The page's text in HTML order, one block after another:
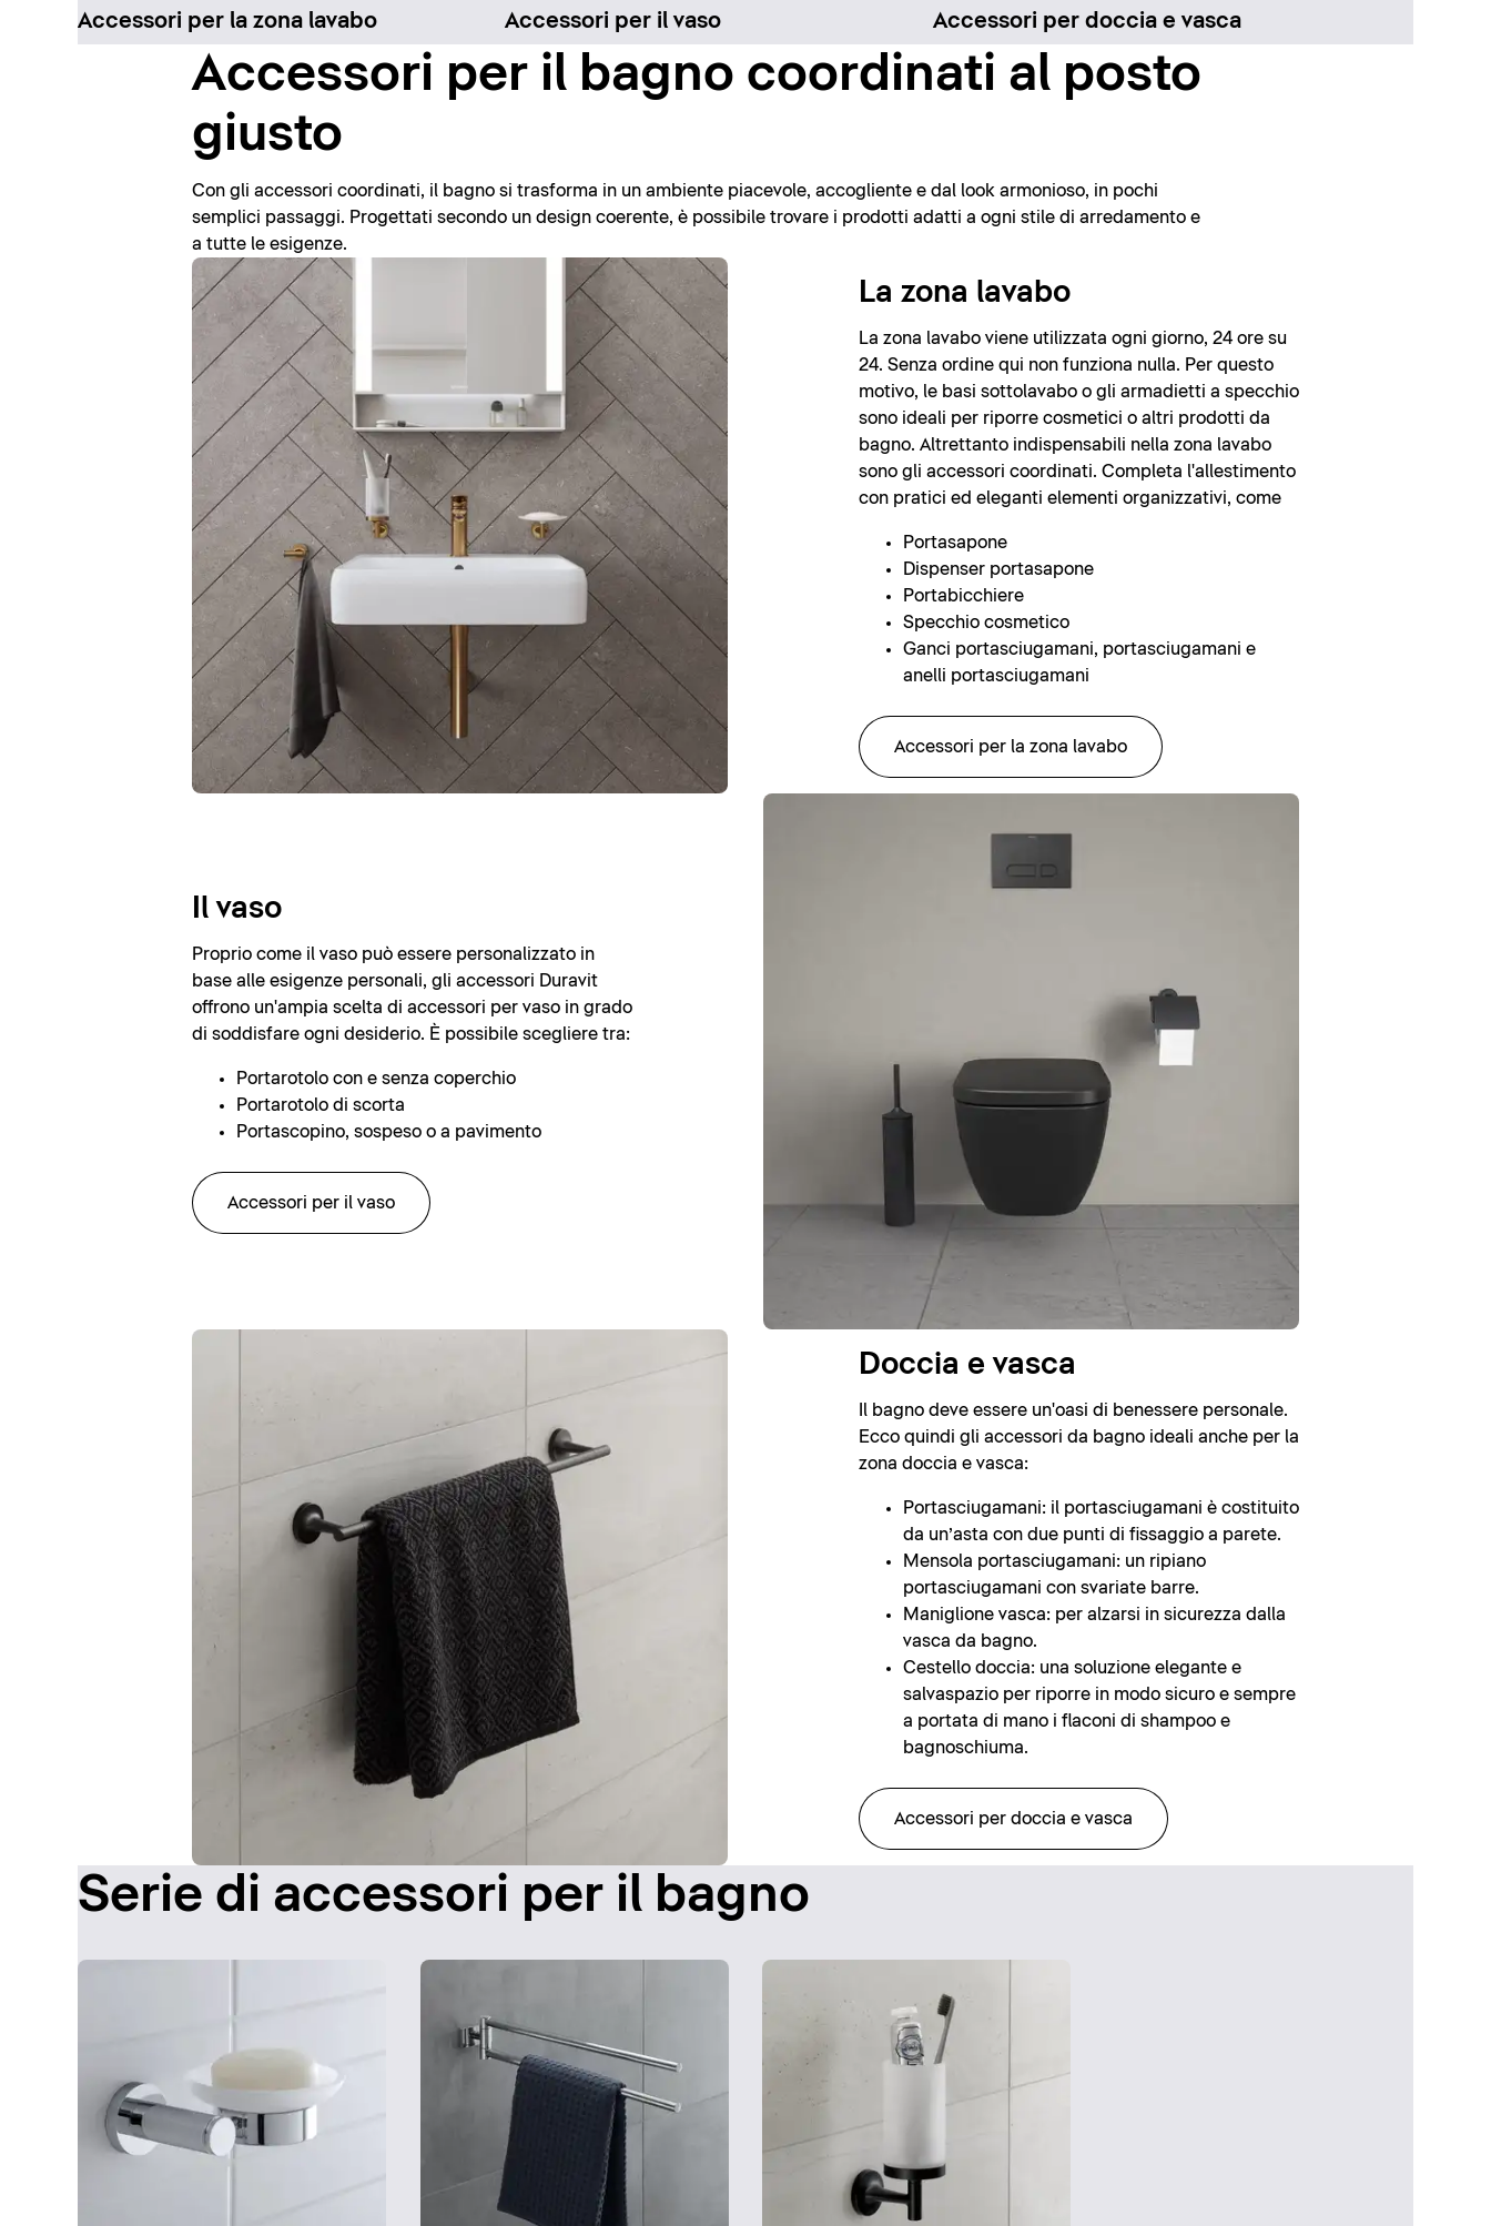
Accessori per la zona lavabo Accessori per il vaso Accessori per doccia e vasca
Accessori per il bagno coordinati al posto
giusto
Con gli accessori coordinati, il bagno si trasforma in un ambiente piacevole, accogliente e dal look armonioso, in pochi
semplici passaggi. Progettati secondo un design coerente, è possibile trovare i prodotti adatti a ogni stile di arredamento e
a tutte le esigenze.
La zona lavabo
La zona lavabo viene utilizzata ogni giorno, 24 ore su
24. Senza ordine qui non funziona nulla. Per questo
motivo, le basi sottolavabo o gli armadietti a specchio
sono ideali per riporre cosmetici o altri prodotti da
bagno. Altrettanto indispensabili nella zona lavabo
sono gli accessori coordinati. Completa l'allestimento
con pratici ed eleganti elementi organizzativi, come
Portasapone
Dispenser portasapone
Portabicchiere
Specchio cosmetico
Ganci portasciugamani, portasciugamani e
anelli portasciugamani
Accessori per la zona lavabo
Il vaso
Proprio come il vaso può essere personalizzato in
base alle esigenze personali, gli accessori Duravit
offrono un'ampia scelta di accessori per vaso in grado
di soddisfare ogni desiderio. È possibile scegliere tra:
Portarotolo con e senza coperchio
Portarotolo di scorta
Portascopino, sospeso o a pavimento
Accessori per il vaso
Doccia e vasca
Il bagno deve essere un'oasi di benessere personale.
Ecco quindi gli accessori da bagno ideali anche per la
zona doccia e vasca:
Portasciugamani: il portasciugamani è costituito
da un’asta con due punti di fissaggio a parete.
Mensola portasciugamani: un ripiano
portasciugamani con svariate barre.
Maniglione vasca: per alzarsi in sicurezza dalla
vasca da bagno.
Cestello doccia: una soluzione elegante e
salvaspazio per riporre in modo sicuro e sempre
a portata di mano i flaconi di shampoo e
bagnoschiuma.
Accessori per doccia e vasca
Serie di accessori per il bagno